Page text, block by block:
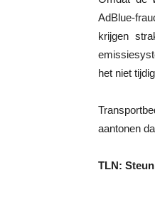
AdBlue-
krijgen
het niet
aantonen
TLN: